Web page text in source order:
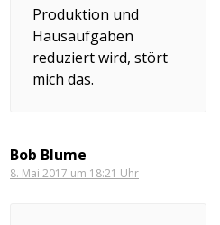
Produktion und
Hausaufgaben
reduziert wird, stört
mich das.
Bob Blume
8. Mai 2017 um 18:21 Uhr